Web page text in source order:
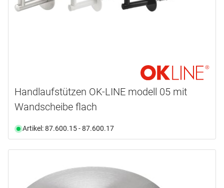
Handlaufstützen OK-LINE modell 05 mit
Wandscheibe flach
Artikel: 87.600.15 - 87.600.17